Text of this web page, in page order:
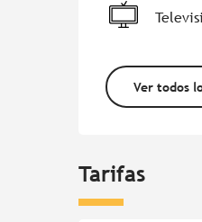
Ver todos
Tarifas